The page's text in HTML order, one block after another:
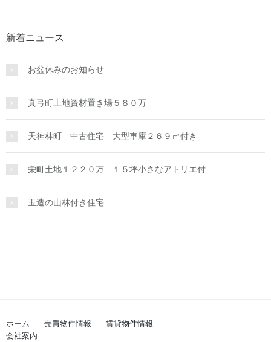
新着ニュース
お盆休みのお知らせ
真弓町土地資材置き場５８０万
天神林町 中古住宅 大型車庫２６９㎡付き
栄町土地１２２０万 １５坪小さなアトリエ付
玉造の山林付き住宅
ホーム 売買物件情報
賃貸物件情報
会社案内